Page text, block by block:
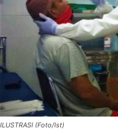
ILUSTRASI (Foto/Ist)